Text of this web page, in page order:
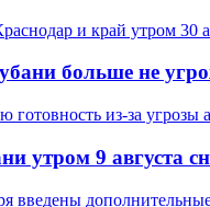
больше не
утром 9 августа